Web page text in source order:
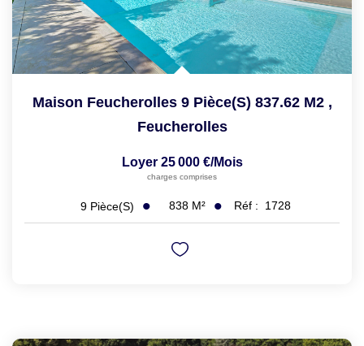
Maison Feucherolles 9 Pièce(s) 837.62 M2 ,
Feucherolles
Loyer 25 000 €/mois
charges comprises
9 Pièce(s) 838 M² Réf : 1728